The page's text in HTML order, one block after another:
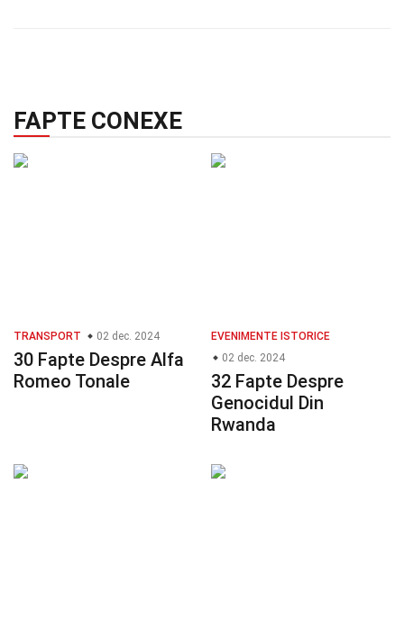
FAPTE CONEXE
TRANSPORT 02 dec. 2024
30 Fapte Despre Alfa
Romeo Tonale
EVENIMENTE ISTORICE
02 dec. 2024
32 Fapte Despre
Genocidul Din
Rwanda